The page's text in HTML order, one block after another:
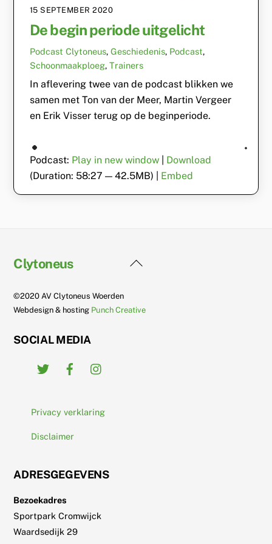
15 SEPTEMBER 2020
De begin periode uitgelicht
Podcast Clytoneus, Geschiedenis, Podcast,
Schoonmaakploeg, Trainers
In aflevering twee van de podcast blikken we
samen met Ton van der Meer, Martin Vergeer
en Erik Visser terug op de beginperiode.
Podcast: Play in new window| Download
(Duration: 58:27 — 42.5MB) | Embed
Back
Clytoneus
©2020 AV Clytoneus Woerden
Webdesign & hosting Punch Creative
SOCIAL MEDIA
Twitter
Privacy verklaring
Disclaimer
ADRESGEGEVENS
Bezoekadres
Sportpark Cromwijck
Waardsedijk 29